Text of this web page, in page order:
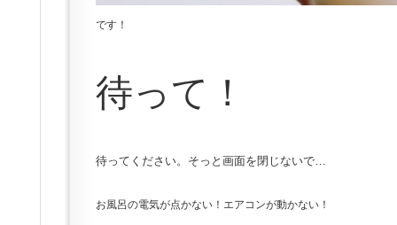
です！
待って！
待ってください。そっと画面を閉じないで…
お風呂の電気が点かない！エアコンが動かない！